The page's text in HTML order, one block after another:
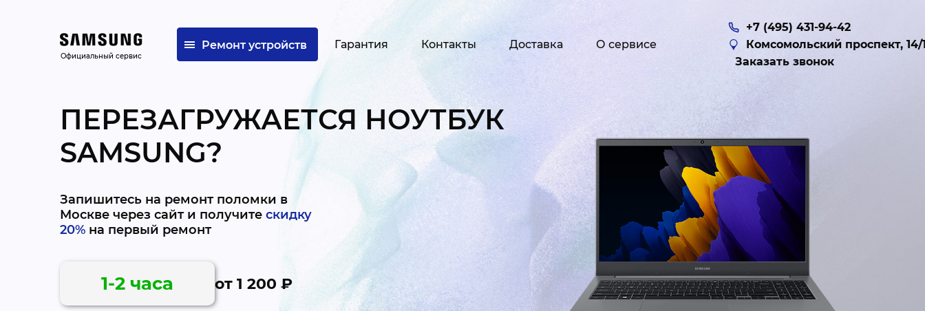
Официальный сервис
Ремонт устройств Гарантия Контакты Доставка О сервисе
+7 (495) 431-94-42
Комсомольский проспект, 14/
Заказать звонок
ПЕРЕЗАГРУЖАЕТСЯ НОУТБУК
SAMSUNG?
Запишитесь на ремонт поломки в
Москве через сайт и получите скидку
20%на первый ремонт
1-2 часа от 1 200 ₽